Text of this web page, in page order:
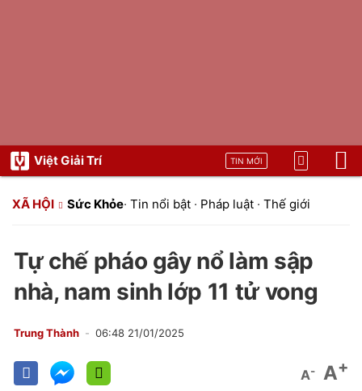
Việt Giải Trí TIN MỚI
XÃ HỘI Sức Khỏe· Tin nổi bật · Pháp luật · Thế giới
Tự chế pháo gây nổ làm sập
nhà, nam sinh lớp 11 tử vong
Trung Thành 06:48 21/01/2025
A- A+